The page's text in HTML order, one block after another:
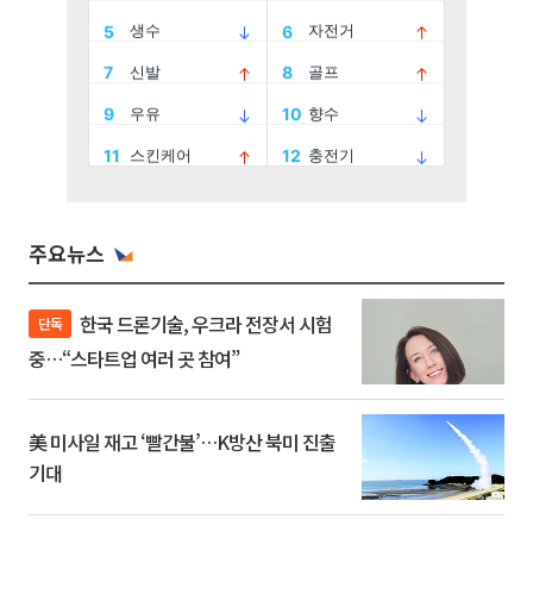
주요뉴스
단독
중…“스타트업 여러 곳 참여”
美 미사일 재고 ‘빨간불’…K방산 북미 진출
기대